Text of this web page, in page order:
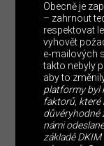
Obecně je
– zahrnout
respektovat
vyhovět
e‑mailových
takto nebyly
aby to
platformy byl
faktorů, které
důvěryhodné
námi
základě